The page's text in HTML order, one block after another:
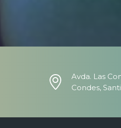
Avda. Las
Condes,